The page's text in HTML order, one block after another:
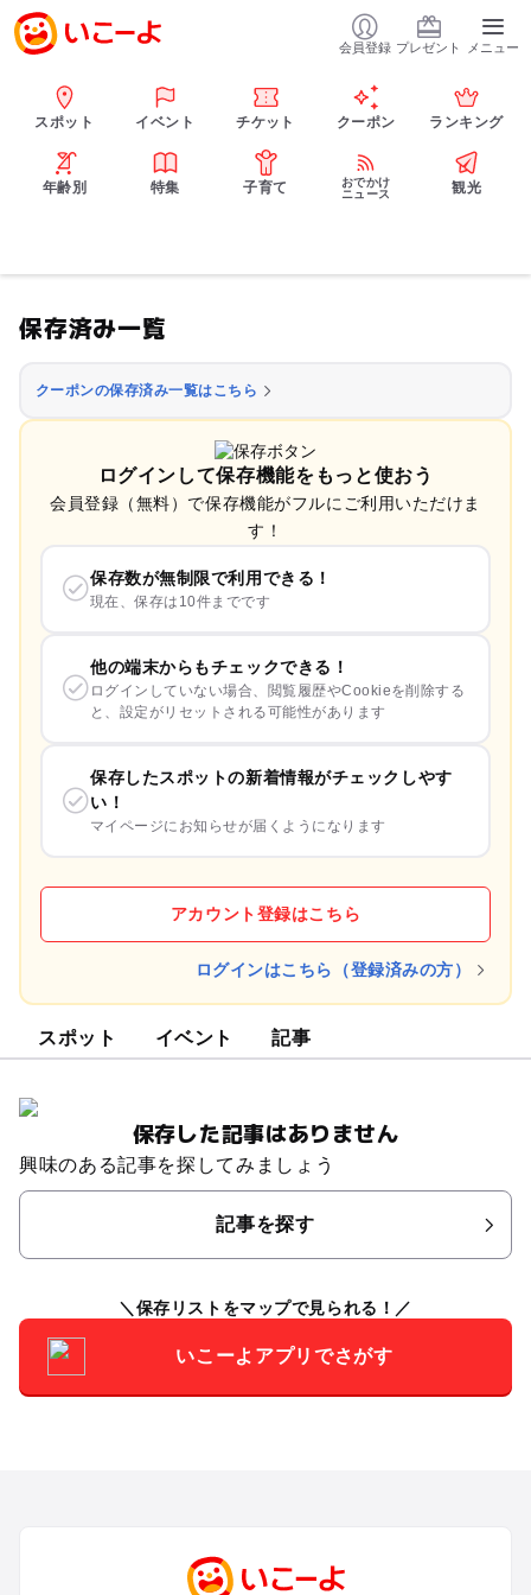
会員登録 プレゼント メニュー
スポット イベント チケット クーポン ランキング
年齢別 特集 子育て
おでかけ
ニュース
観光
保存済み一覧
クーポンの保存済み一覧はこちら
ログインして保存機能をもっと使おう
会員登録（無料）で保存機能がフルにご利用いただけま
す！
保存数が無制限で利用できる！
現在、保存は10件までです
他の端末からもチェックできる！
ログインしていない場合、閲覧履歴やCookieを削除する
と、設定がリセットされる可能性があります
保存したスポットの新着情報がチェックしやす
い！
マイページにお知らせが届くようになります
アカウント登録はこちら
ログインはこちら（登録済みの方）
スポット イベント 記事
保存した記事はありません
興味のある記事を探してみましょう
記事を探す
保存リストをマップで見られる！
いこーよアプリでさがす